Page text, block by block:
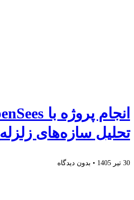
تحلیل سازه‌های زلزله
30 تیر 1405 بدون دیدگاه